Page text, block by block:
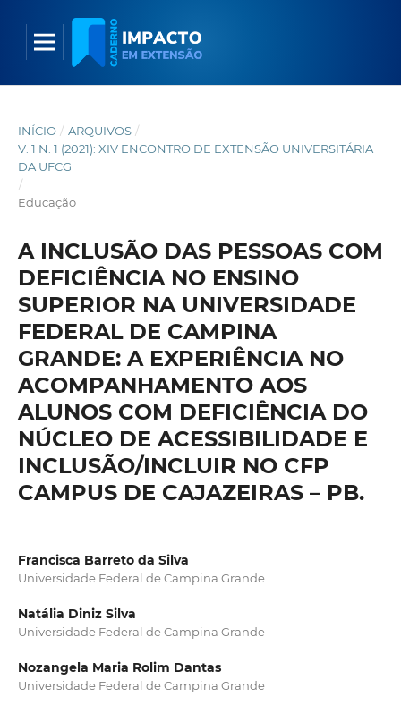
INÍCIO / ARQUIVOS /
V. 1 N. 1 (2021): XIV ENCONTRO DE EXTENSÃO UNIVERSITÁRIA
DA UFCG
/
Educação
A INCLUSÃO DAS PESSOAS COM
DEFICIÊNCIA NO ENSINO
SUPERIOR NA UNIVERSIDADE
FEDERAL DE CAMPINA
GRANDE: A EXPERIÊNCIA NO
ACOMPANHAMENTO AOS
ALUNOS COM DEFICIÊNCIA DO
NÚCLEO DE ACESSIBILIDADE E
INCLUSÃO/INCLUIR NO CFP
CAMPUS DE CAJAZEIRAS – PB.
Francisca Barreto da Silva
Universidade Federal de Campina Grande
Natália Diniz Silva
Universidade Federal de Campina Grande
Nozangela Maria Rolim Dantas
Universidade Federal de Campina Grande